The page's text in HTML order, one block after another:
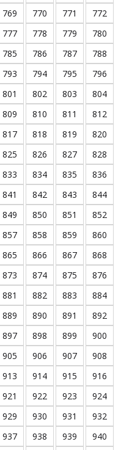
769 770 771
772
777 778 779
780
785 786 787
788
793 794 795
796
801 802 803
804
809 810 811
812
817 818 819
820
825 826 827
828
833 834 835
836
841 842 843
844
849 850 851
852
857 858 859
860
865 866 867
868
873 874 875
876
881 882 883
884
889 890 891
892
897 898 899
900
905 906 907
908
913 914 915
916
921 922 923
924
929 930 931
932
937 938 939
940